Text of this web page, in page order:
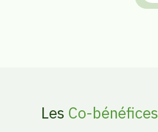
Les Co-bénéfices